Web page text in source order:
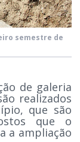
semestre de
de galeria
realizados
que são
que o
a ampliação